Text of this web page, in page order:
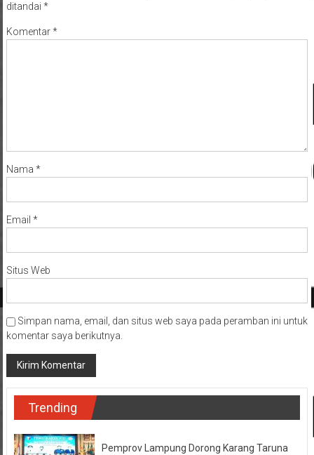
ditandai *
Komentar*
Nama *
Email *
Situs Web
Simpan nama, email, dan situs web saya pada peramban ini untuk
komentar saya berikutnya.
Trending
Pemprov Lampung Dorong Karang Taruna